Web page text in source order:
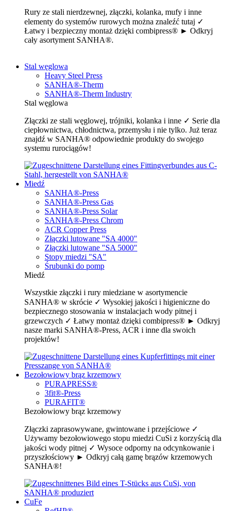
Rury ze stali nierdzewnej, złączki, kolanka, mufy i inne
elementy do systemów rurowych można znaleźć tutaj ✓
Łatwy i bezpieczny montaż dzięki combipress® ► Odkryj
cały asortyment SANHA®.
Stal węglowa
Heavy Steel Press
SANHA®-Therm
SANHA®-Therm Industry
Stal węglowa
Złączki ze stali węglowej, trójniki, kolanka i inne ✓ Serie dla
ciepłownictwa, chłodnictwa, przemysłu i nie tylko. Już teraz
znajdź w SANHA® odpowiednie produkty do swojego
systemu rurociągów!
Miedź
SANHA®-Press
SANHA®-Press Gas
SANHA®-Press Solar
SANHA®-Press Chrom
ACR Copper Press
Złączki lutowane "SA 4000"
Złączki lutowane "SA 5000"
Stopy miedzi "SA"
Śrubunki do pomp
Miedź
Wszystkie złączki i rury miedziane w asortymencie
SANHA® w skrócie ✓ Wysokiej jakości i higieniczne do
bezpiecznego stosowania w instalacjach wody pitnej i
grzewczych ✓ Łatwy montaż dzięki combipress® ► Odkryj
nasze marki SANHA®-Press, ACR i inne dla swoich
projektów!
Bezołowiowy brąz krzemowy
PURAPRESS®
3fit®-Press
PURAFIT®
Bezołowiowy brąz krzemowy
Złączki zaprasowywane, gwintowane i przejściowe ✓
Używamy bezołowiowego stopu miedzi CuSi z korzyścią dla
jakości wody pitnej ✓ Wysoce odporny na odcynkowanie i
przyszłościowy ► Odkryj całą gamę brązów krzemowych
SANHA®!
CuFe